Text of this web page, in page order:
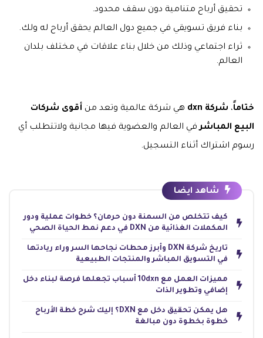
تحقيق أرباح متنامية دون سقف محدود.
بناء فريق تسويقي في جميع دول العالم يحقق أرباح له ولك.
ثراء اجتماعي وذلك من خلال بناء علاقات في مختلف بلدان
العالم.
ختاماً، شركة dxn هي شركة عالمية وتعد من أقوى شركات
البيع المباشرفي العالم والعضوية فيها مجانية ولاتتطلب أي
رسوم اشتراك أثناء التسجيل.
شاهد ايضا
كيف تتخلص من السمنة دون حرمان؟ خطوات عملية ودور
المكملات الغذائية من DXN في دعم نمط الحياة الصحي
تاريخ شركة DXN وأبرز محطات نجاحها السر وراء ريادتها
في التسويق المباشر والمنتجات الطبيعية
مميزات العمل مع 10dxn أسباب تجعلها فرصة لبناء دخل
إضافي وتطوير الذات
هل يمكن تحقيق دخل مع DXN؟ إليك شرح خطة الأرباح
خطوة بخطوة دون مبالغة